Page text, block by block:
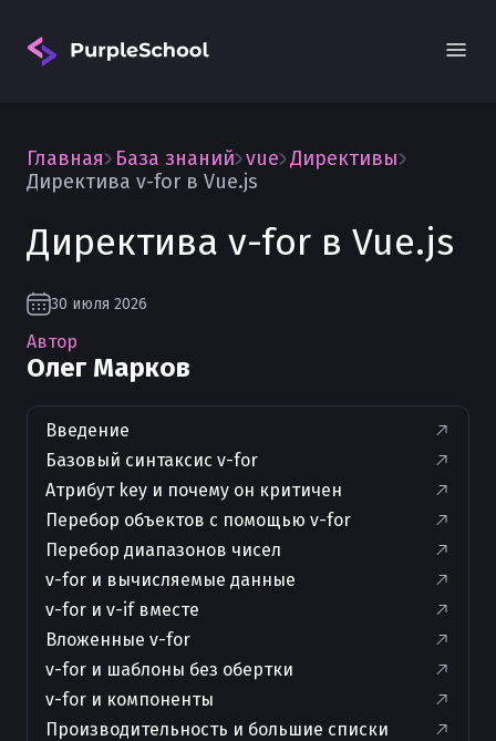
Главная База знаний vue Директивы
Директива v-for в Vue.js
Директива v-for в Vue.js
30 июля 2026
Автор
Олег Марков
Введение
Базовый синтаксис v-for
Атрибут key и почему он критичен
Перебор объектов с помощью v-for
Перебор диапазонов чисел
v-for и вычисляемые данные
v-for и v-if вместе
Вложенные v-for
v-for и шаблоны без обертки
v-for и компоненты
Производительность и большие списки